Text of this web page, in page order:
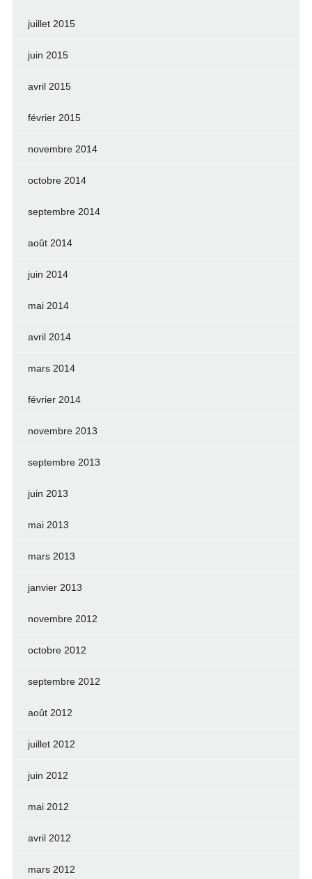
juillet 2015
juin 2015
avril 2015
février 2015
novembre 2014
octobre 2014
septembre 2014
août 2014
juin 2014
mai 2014
avril 2014
mars 2014
février 2014
novembre 2013
septembre 2013
juin 2013
mai 2013
mars 2013
janvier 2013
novembre 2012
octobre 2012
septembre 2012
août 2012
juillet 2012
juin 2012
mai 2012
avril 2012
mars 2012